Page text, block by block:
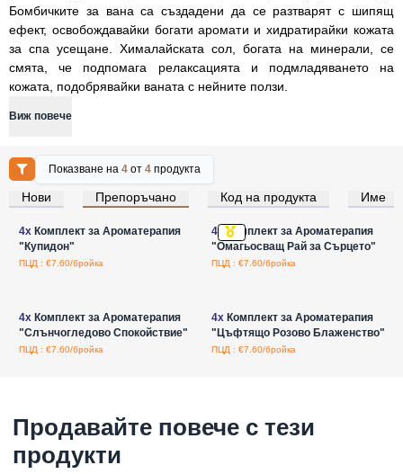
Бомбичките за вана са създадени да се разтварят с шипящ
ефект, освобождавайки богати аромати и хидратирайки кожата
за спа усещане. Хималайската сол, богата на минерали, се
смята, че подпомага релаксацията и подмладяването на
кожата, подобрявайки ваната с нейните ползи.
Виж повече
Показване на4 от4 продукта
Нови Препоръчано Код на продукта Име
Влезте за цени на едро
4xКомплект за Ароматерапия
"Купидон"
ПЦД : €7.60/бройка
Влезте за цени на едро
4x Комплект за Ароматерапия
"Омагьосващ Рай за Сърцето"
ПЦД : €7.60/бройка
4xКомплект за Ароматерапия
"Слънчогледово Спокойствие"
ПЦД : €7.60/бройка
4xКомплект за Ароматерапия
"Цъфтящо Розово Блаженство"
ПЦД : €7.60/бройка
Продавайте повече с тези
продукти